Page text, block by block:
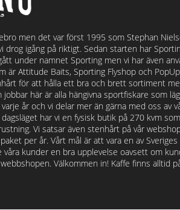
men det var först 1995 som Stephan
drog igång på riktigt. Sedan starten har
under namnet Sporting men vi har även
är Attitude Baits, Sporting Flyshop och PopUp
för att hålla ett bra och brett sortiment
här är alla hängivna sportfiskare som
år och vi delar mer än gärna med oss av
har vi en fysisk butik på 270 kvm
Vi satsar även stenhårt på vår
per år. Vårt mål är att vara en av Sveriges
kunder en bra upplevelse oavsett om
Välkommen in! Kaffe finns alltid